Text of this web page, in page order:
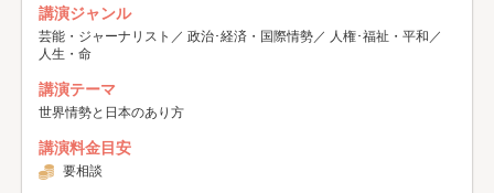
講演ジャンル
芸能・ジャーナリスト／ 政治･経済・国際情勢／ 人権･福祉・平和／
人生・命
講演テーマ
世界情勢と日本のあり方
講演料金目安
要相談